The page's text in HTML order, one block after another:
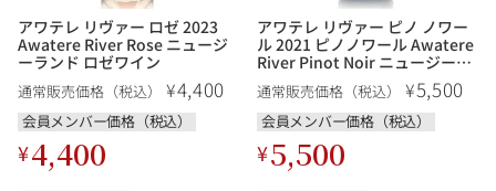
アワテレ リヴァー ロゼ 2023
Awatere River Rose ニュージ
ーランド ロゼワイン
通常販売価格（税込） ¥4,400
会員メンバー価格（税込）
¥4,400
アワテレ リヴァー ピノ ノワー
ル 2021 ピノノワール Awatere
River Pinot Noir ニュージーラ
ンド 赤ワイン
通常販売価格（税込） ¥5,500
会員メンバー価格（税込）
¥5,500